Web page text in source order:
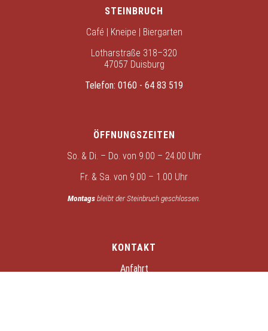
STEINBRUCH
Café | Kneipe | Biergarten
Lotharstraße 318–320
47057 Duisburg
Telefon: 0160 - 64 83 519
ÖFFNUNGSZEITEN
So. & Di. – Do. von 9.00 – 24.00 Uhr
Fr. & Sa. von 9.00 – 1.00 Uhr
Montagsbleibt der Steinbruch geschlossen.
KONTAKT
Anfahrt